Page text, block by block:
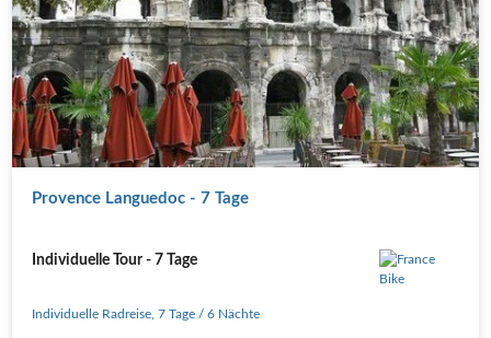
Provence Languedoc - 7 Tage
Individuelle Tour - 7 Tage
Individuelle Radreise ,7 Tage / 6 Nächte